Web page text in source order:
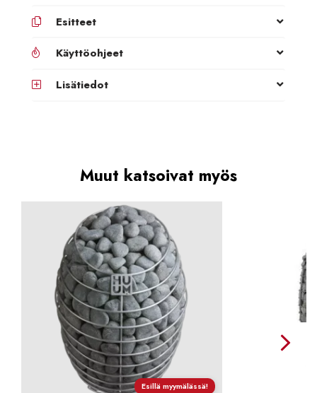
Esitteet
Käyttöohjeet
Lisätiedot
Muut katsoivat myös
Esillä myymälässä!